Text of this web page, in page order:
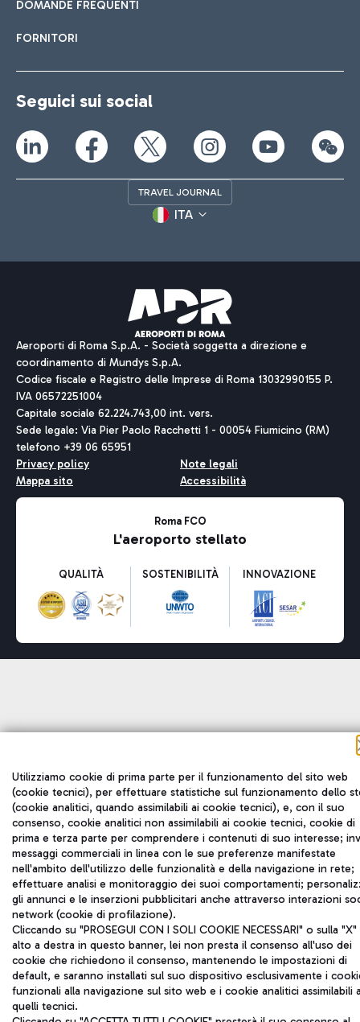
DOMANDE FREQUENTI
FORNITORI
Seguici sui social
TRAVEL JOURNAL
ITA
Aeroporti di Roma S.p.A. - Società soggetta a direzione e
coordinamento di Mundys S.p.A.
Codice fiscale e Registro delle Imprese di Roma 13032990155 P.
IVA 06572251004
Capitale sociale 62.224.743,00 int. vers.
Sede legale: Via Pier Paolo Racchetti 1 - 00054 Fiumicino (RM)
telefono +39 06 65951
Privacy policy
Note legali
Mappa sito
Accessibilità
Roma FCO
L'aeroporto stellato
QUALITÀ SOSTENIBILITÀ INNOVAZIONE
Utilizziamo cookie di prima parte per il funzionamento del sito web
(cookie tecnici), per effettuare statistiche sul funzionamento dello
(cookie analitici, quando assimilabili ai cookie tecnici), e, con il suo
consenso, cookie analitici non assimilabili ai cookie tecnici, cookie di
prima e terza parte per comprendere i contenuti di suo interesse;
messaggi commerciali in linea con le sue preferenze manifestate
nell'ambito dell'utilizzo delle funzionalità e della navigazione in rete;
effettuare analisi e monitoraggio dei suoi comportamenti;
gli annunci e le inserzioni pubblicitari anche attraverso interazioni
network (cookie di profilazione).
Cliccando su "PROSEGUI CON I SOLI COOKIE NECESSARI" o sulla "X"
alto a destra in questo banner, lei non presta il consenso all'uso dei
cookie che richiedono il consenso, mantenendo le impostazioni di
default, e saranno installati sul suo dispositivo esclusivamente i
funzionali alla navigazione sul sito web e i cookie analitici assimilabili
quelli tecnici.